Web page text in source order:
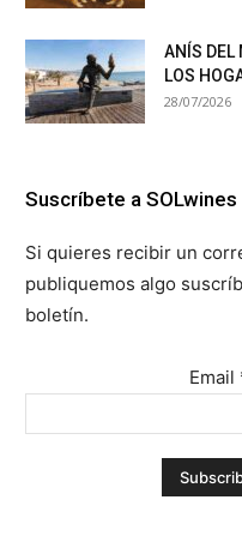
ANÍS DEL
LOS
28/07/2026
Suscríbete a SOLwines
Si quieres recibir un
publiquemos algo
boletín.
Email